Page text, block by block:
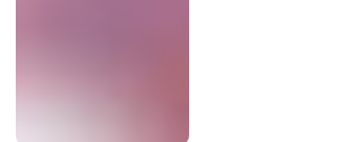
Ответим на все вопросы!